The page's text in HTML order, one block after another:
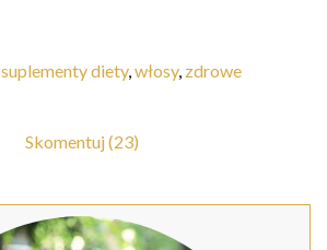
suplementy diety,włosy, zdrowe
Skomentuj (23)